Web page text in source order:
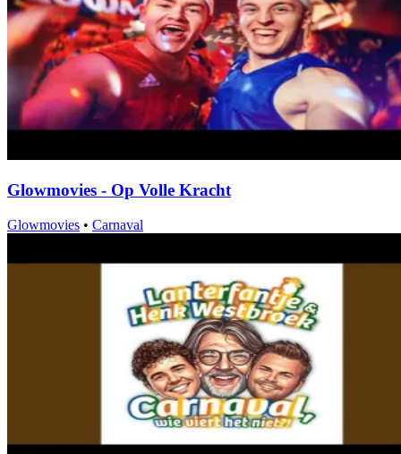
Glowmovies - Op Volle Kracht
Glowmovies • Carnaval